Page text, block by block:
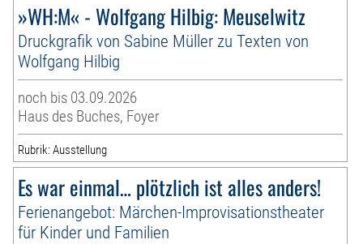
»WH:M« - Wolfgang Hilbig: Meuselwitz
Druckgrafik von Sabine Müller zu Texten von
Wolfgang Hilbig
noch bis 03.09.2026
Haus des Buches, Foyer
Rubrik: Ausstellung
Es war einmal… plötzlich ist alles anders!
Ferienangebot: Märchen-Improvisationstheater
für Kinder und Familien